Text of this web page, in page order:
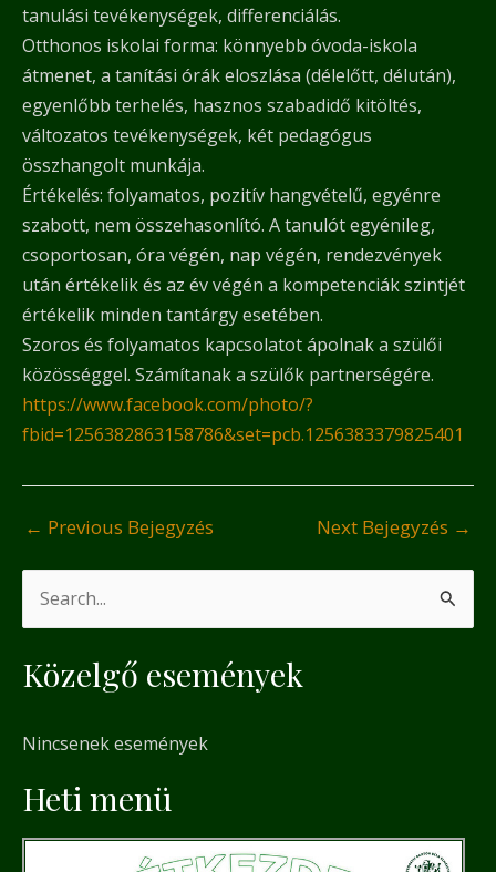
tanulási tevékenységek, differenciálás.
Otthonos iskolai forma: könnyebb óvoda-iskola
átmenet, a tanítási órák eloszlása (délelőtt, délután),
egyenlőbb terhelés, hasznos szabadidő kitöltés,
változatos tevékenységek, két pedagógus
összhangolt munkája.
Értékelés: folyamatos, pozitív hangvételű, egyénre
szabott, nem összehasonlító. A tanulót egyénileg,
csoportosan, óra végén, nap végén, rendezvények
után értékelik és az év végén a kompetenciák szintjét
értékelik minden tantárgy esetében.
Szoros és folyamatos kapcsolatot ápolnak a szülői
közösséggel. Számítanak a szülők partnerségére.
https://www.facebook.com/photo/?
fbid=1256382863158786&set=pcb.1256383379825401
← Previous Bejegyzés Next Bejegyzés →
a
c
f
Közelgő események
Nincsenek események
Heti menü